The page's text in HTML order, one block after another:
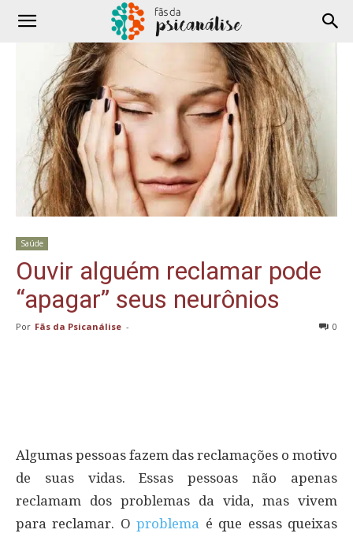
Saúde
Ouvir alguém reclamar pode
“apagar” seus neurônios
Por Fãs da Psicanálise - 0
Algumas pessoas fazem das reclamações o motivo
de suas vidas. Essas pessoas não apenas
reclamam dos problemas da vida, mas vivem
para reclamar. Oproblema é que essas queixas